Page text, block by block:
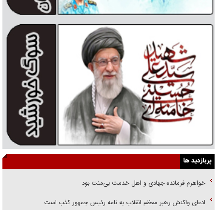
پربازدید ها
خواهرم فرمانده جهادی و اهل خدمت بی‌منت بود
ادعای واکنش رهبر معظم انقلاب به نامه رئیس جمهور کذب است